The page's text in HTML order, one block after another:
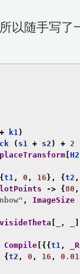
以随手写
+ k1 )
( s1 + s2 ) + 2
[H2
{t1 , 0 , 16}, {t2 ,
-> {80 ,
, ImageSize
[ , ]
Compile [{{t1 ,
{t2 , 0 , 16 , 0.01